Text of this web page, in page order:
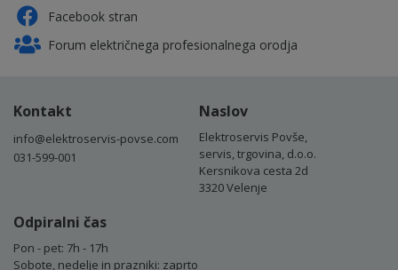
Facebook stran
Forum električnega profesionalnega orodja
Kontakt
info@elektroservis-povse.com
031-599-001
Naslov
Elektroservis Povše,
servis, trgovina, d.o.o.
Kersnikova cesta 2d
3320 Velenje
Odpiralni čas
Pon - pet: 7h - 17h
Sobote, nedelje in prazniki: zaprto